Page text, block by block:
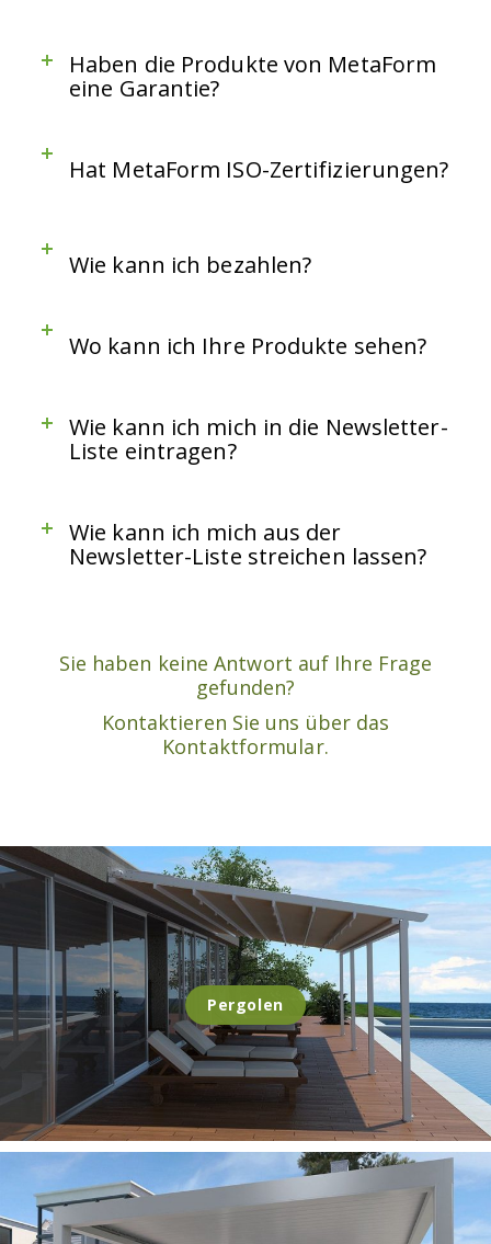
Haben die Produkte von MetaForm
eine Garantie?
Hat MetaForm ISO-Zertifizierungen?
Wie kann ich bezahlen?
Wo kann ich Ihre Produkte sehen?
Wie kann ich mich in die Newsletter-
Liste eintragen?
Wie kann ich mich aus der
Newsletter-Liste streichen lassen?
Sie haben keine Antwort auf Ihre Frage
gefunden?
Kontaktieren Sie uns über das
Kontaktformular.
Pergolen